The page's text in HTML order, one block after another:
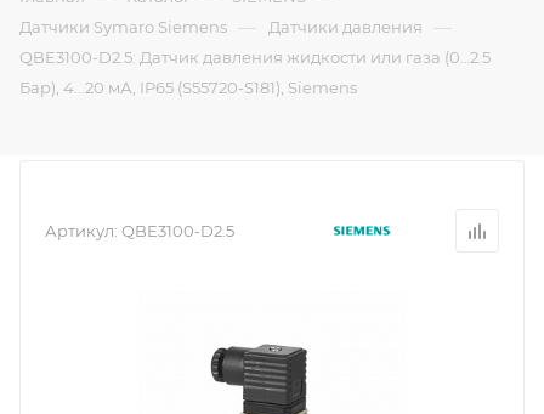
Датчики Symaro Siemens — Датчики давления —
QBE3100-D2.5: Датчик давления жидкости или газа (0…2.5
Бар), 4...20 мА, IP65 (S55720-S181), Siemens
Артикул: QBE3100-D2.5